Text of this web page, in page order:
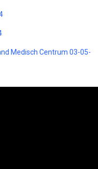
Medisch Centrum 03-05-